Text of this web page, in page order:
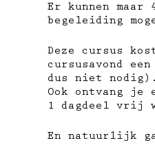
Er kunnen
begeleiding
Deze cursus
cursusavond
dus niet
Ook ontvang je
1 dagdeel vrij
En natuurlijk ga